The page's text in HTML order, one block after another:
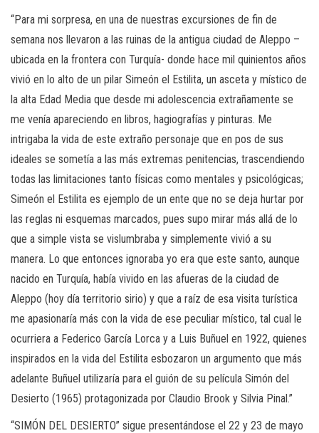
“Para mi sorpresa, en una de nuestras excursiones de fin de
semana nos llevaron a las ruinas de la antigua ciudad de Aleppo –
ubicada en la frontera con Turquía- donde hace mil quinientos años
vivió en lo alto de un pilar Simeón el Estilita, un asceta y místico de
la alta Edad Media que desde mi adolescencia extrañamente se
me venía apareciendo en libros, hagiografías y pinturas. Me
intrigaba la vida de este extraño personaje que en pos de sus
ideales se sometía a las más extremas penitencias, trascendiendo
todas las limitaciones tanto físicas como mentales y psicológicas;
Simeón el Estilita es ejemplo de un ente que no se deja hurtar por
las reglas ni esquemas marcados, pues supo mirar más allá de lo
que a simple vista se vislumbraba y simplemente vivió a su
manera. Lo que entonces ignoraba yo era que este santo, aunque
nacido en Turquía, había vivido en las afueras de la ciudad de
Aleppo (hoy día territorio sirio) y que a raíz de esa visita turística
me apasionaría más con la vida de ese peculiar místico, tal cual le
ocurriera a Federico García Lorca y a Luis Buñuel en 1922, quienes
inspirados en la vida del Estilita esbozaron un argumento que más
adelante Buñuel utilizaría para el guión de su película Simón del
Desierto (1965) protagonizada por Claudio Brook y Silvia Pinal.”
“SIMÓN DEL DESIERTO” sigue presentándose el 22 y 23 de mayo